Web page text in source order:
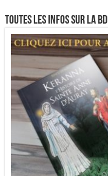
Toutes les infos sur la BD